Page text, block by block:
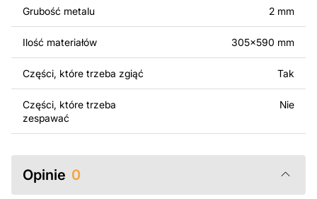
poprzez dodanie tekstu, obrazów lub logo Twojej firmy
potrzeb. Jeśli potrzebujesz indywidualnego projektu
metalowego produktu, skontaktuj się z nami.
Jeśli masz jakiekolwiek pytania lub potrzebujesz
pomocy, skontaktuj się z nami w dowolnym momencie –
Grubość metalu 2 mm
Ilość materiałów 305x590 mm
Części, które trzeba zgiąć Tak
Części, które trzeba
zespawać
Nie
Opinie 0